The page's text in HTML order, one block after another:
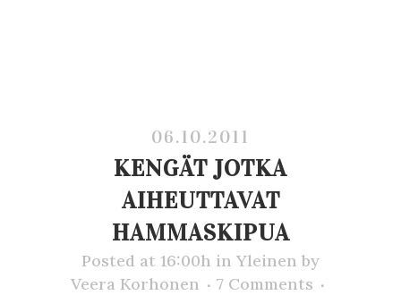
06.10.2011
KENGÄT JOTKA
AIHEUTTAVAT
HAMMASKIPUA
Posted at 16:00h in Yleinen by
Veera Korhonen
7 Comments